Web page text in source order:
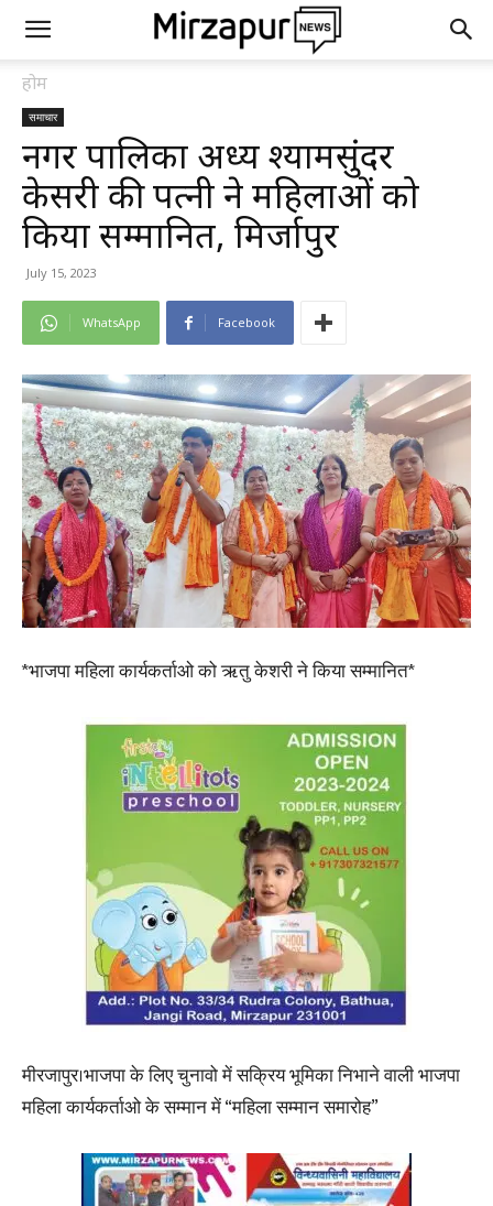
होम
समाचार
नगर पालिका अध्यक्ष श्यामसुंदर
केसरी की पत्नी ने महिलाओं को
किया सम्मानित, मिर्जापुर
July 15, 2023
WhatsApp Facebook
*भाजपा महिला कार्यकर्ताओ को ऋतु केशरी ने किया सम्मानित*
मीरजापुर।भाजपा के लिए चुनावो में सक्रिय भूमिका निभाने वाली भाजपा
महिला कार्यकर्ताओ के सम्मान में “महिला सम्मान समारोह”